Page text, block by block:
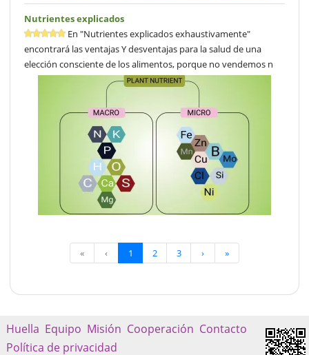
Nutrientes explicados
En "Nutrientes explicados exhaustivamente"
encontrará las ventajas Y desventajas para la salud de una
elección consciente de los alimentos, porque no vendemos n
« ‹ 1 2 3 › »
Huella Equipo Misión Cooperación Contacto
Política de privacidad